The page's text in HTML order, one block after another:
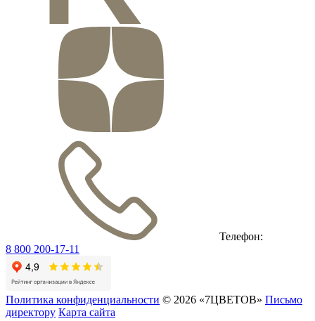
Телефон:
8 800 200-17-11
Политика конфиденциальности © 2026 «7ЦВЕТОВ» Письмо
директору Карта сайта